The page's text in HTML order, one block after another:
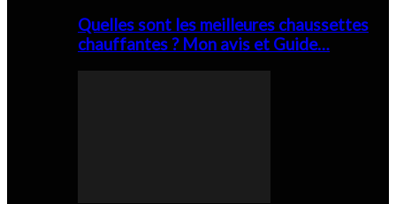
Quelles sont les meilleures chaussettes
chauffantes ? Mon avis et Guide…